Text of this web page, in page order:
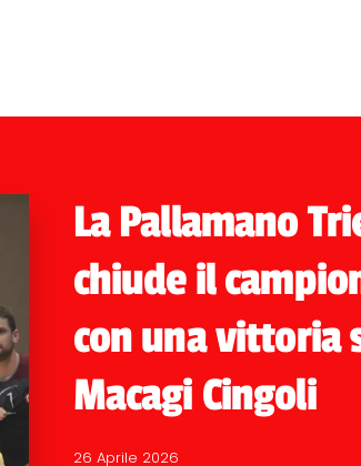
La Pallamano
chiude il
con una vittoria
Macagi Cingoli
26 Aprile 2026